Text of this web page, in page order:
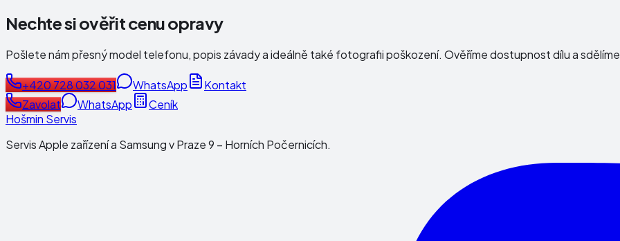
Nechte si ověřit cenu opravy
Pošlete nám přesný model telefonu, popis závady a ideálně také fotografii poškození. Ověříme dostupnost dílu a
+420 728 032 031 WhatsApp
Kontakt
Zavolat
WhatsApp
Ceník
Hošmin Servis
Servis Apple zařízení a Samsung v Praze 9 – Horních Počernicích.